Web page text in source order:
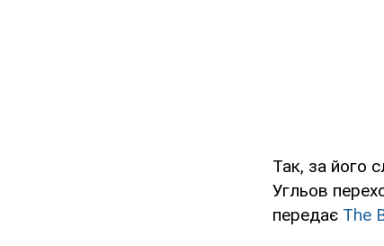
Так, за його
Угльов
передає The